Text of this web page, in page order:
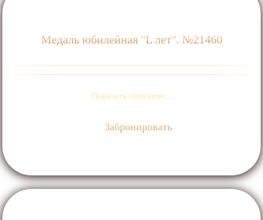
Медаль юбилейная "L лет". №21460
Показать описание...
Забронировать